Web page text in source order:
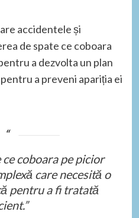
accidentele și
de spate ce coboara
a dezvolta un plan
a preveni apariția ei
ce coboara pe picior
care necesită o
pentru a fi tratată